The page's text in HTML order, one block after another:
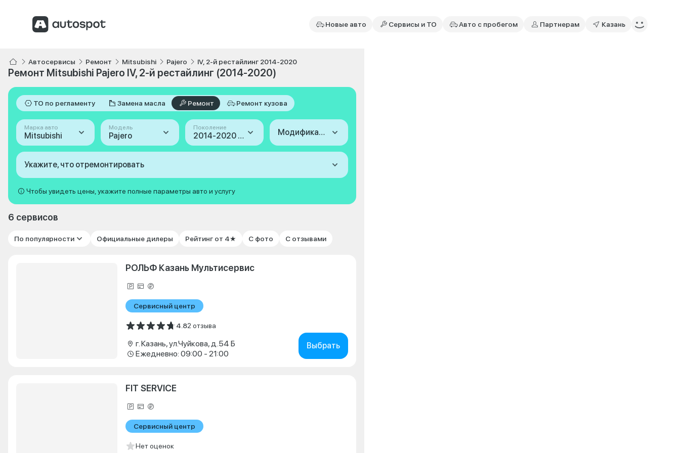
Новые авто Сервисы и ТО Авто с пробегом Партнерам Казань
Автосервисы Ремонт Mitsubishi Pajero IV, 2-й рестайлинг 2014-2020
Ремонт Mitsubishi Pajero IV, 2-й рестайлинг (2014-2020)
ТО по регламенту Замена масла Ремонт Ремонт кузова
Марка авто
Mitsubishi
Модель
Pajero
Поколение
2014-2020 (IV, 2-й рестайлинг) Модификация
Укажите, что отремонтировать
Чтобы увидеть цены, укажите полные параметры авто и услугу
6 сервисов
По популярности Официальные дилеры Рейтинг от 4★ С фото С отзывами
РОЛЬФ Казань Мультисервис
Сервисный центр
4.82 отзыва
г. Казань, ул.Чуйкова, д.54 Б
Ежедневно: 09:00 - 21:00
Выбрать
FIT SERVICE
Сервисный центр
Нет оценок